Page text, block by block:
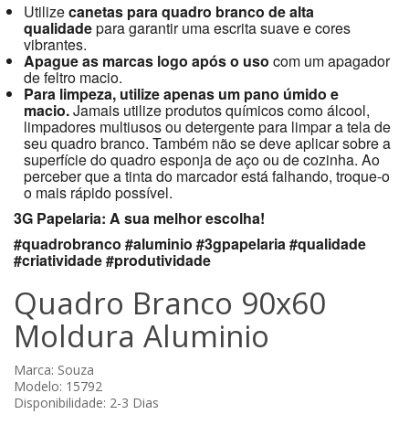
Utilizecanetas para quadro branco de alta
qualidadepara garantir uma escrita suave e cores
vibrantes.
Apague as marcas logo após o uso com um apagador
de feltro macio.
Para limpeza, utilize apenas um pano úmido e
macio.Jamais utilize produtos químicos como álcool,
limpadores multiusos ou detergente para limpar a tela de
seu quadro branco. Também não se deve aplicar sobre a
superfície do quadro esponja de aço ou de cozinha. Ao
perceber que a tinta do marcador está falhando, troque-o
o mais rápido possível.
3G Papelaria: A sua melhor escolha!
#quadrobranco #aluminio #3gpapelaria #qualidade
#criatividade #produtividade
Quadro Branco 90x60
Moldura Aluminio
Marca: Souza
Modelo: 15792
Disponibilidade: 2-3 Dias